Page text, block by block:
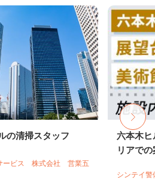
の清掃スタッフ
ービス 株式会社 営業五
六本木ヒ
リアで
シンテイ